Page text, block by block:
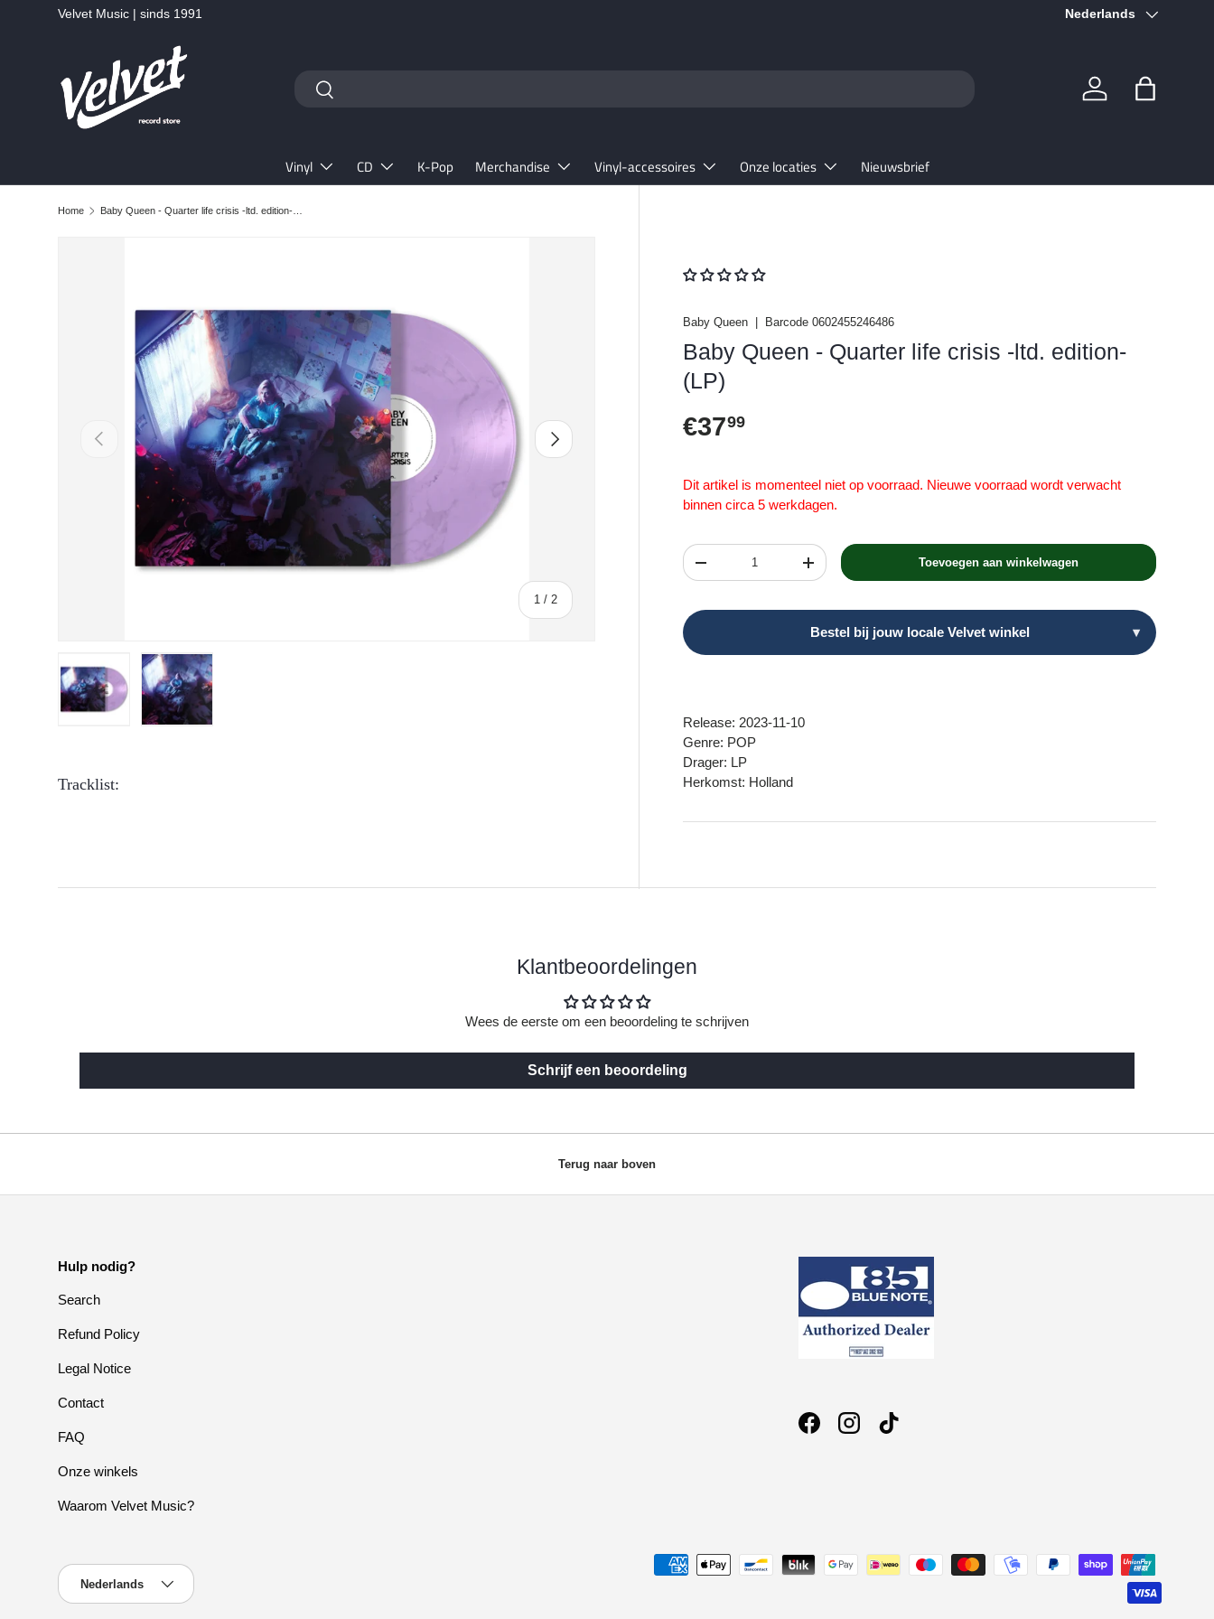
Velvet Music | sinds 1991 ★★★★★ 4.6/5Google
Taal
Nederlands
ZoekenZoeken
InloggenTas
Vinyl CD K-Pop Merchandise Vinyl-accessoires Onze locaties Nieuwsbrief
Home Baby Queen - Quarter life crisis -ltd. edition- (LP)
Vorige
1 /van
2
Volgende
Baby Queen Barcode 0602455246486
Baby Queen - Quarter life crisis -ltd. edition-
(LP)
Reguliere prijs
€3799
Dit artikel is momenteel niet op voorraad. Nieuwe voorraad wordt verwacht
binnen circa 5 werkdagen.
Aantal
Verlaag de hoeveelheidVerhoog de hoeveelheidToevoegen aan winkelwagen
Bestel bij jouw locale Velvet winkel ▾
Release: 2023-11-10
Genre: POP
Drager: LP
Herkomst: Holland
Tracklist:
Klantbeoordelingen
Wees de eerste om een beoordeling te schrijven
Schrijf een beoordeling
Terug naar boven
Hulp nodig?
Search
Refund Policy
Legal Notice
Contact
FAQ
Onze winkels
Waarom Velvet Music?
FacebookInstagramTikTok
Geaccepteerde betaalmethoden
Taal
Nederlands